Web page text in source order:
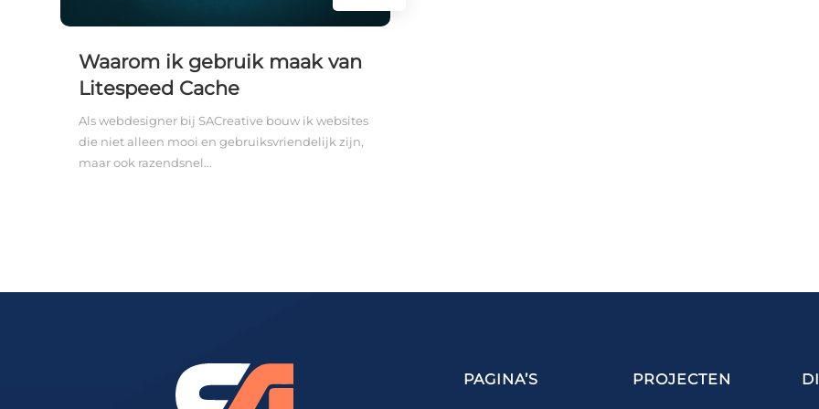
Waarom ik gebruik maak van
Litespeed Cache
Als webdesigner bij SACreative bouw ik websites
die niet alleen mooi en gebruiksvriendelijk zijn,
maar ook razendsnel...
PAGINA’S PROJECTEN